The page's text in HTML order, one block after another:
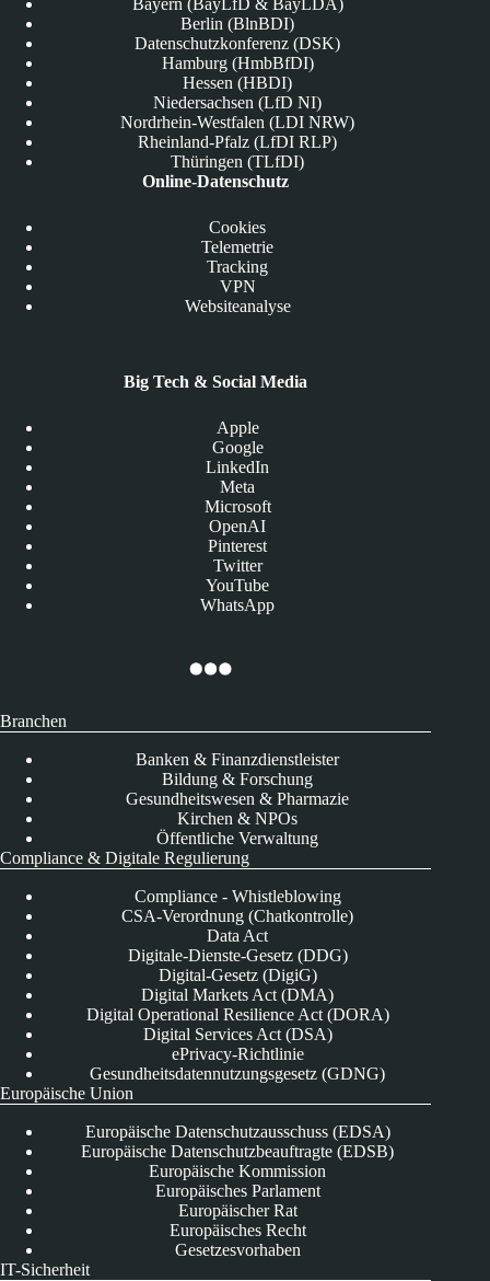
Bayern (BayLfD & BayLDA)
Berlin (BlnBDI)
Datenschutzkonferenz (DSK)
Hamburg (HmbBfDI)
Hessen (HBDI)
Niedersachsen (LfD NI)
Nordrhein-Westfalen (LDI NRW)
Rheinland-Pfalz (LfDI RLP)
Thüringen (TLfDI)
Online-Datenschutz
Cookies
Telemetrie
Tracking
VPN
Websiteanalyse
Big Tech & Social Media
Apple
Google
LinkedIn
Meta
Microsoft
OpenAI
Pinterest
Twitter
YouTube
WhatsApp
Branchen
Banken & Finanzdienstleister
Bildung & Forschung
Gesundheitswesen & Pharmazie
Kirchen & NPOs
Öffentliche Verwaltung
Compliance & Digitale Regulierung
Compliance - Whistleblowing
CSA-Verordnung (Chatkontrolle)
Data Act
Digitale-Dienste-Gesetz (DDG)
Digital-Gesetz (DigiG)
Digital Markets Act (DMA)
Digital Operational Resilience Act (DORA)
Digital Services Act (DSA)
ePrivacy-Richtlinie
Gesundheitsdatennutzungsgesetz (GDNG)
Europäische Union
Europäische Datenschutzausschuss (EDSA)
Europäische Datenschutzbeauftragte (EDSB)
Europäische Kommission
Europäisches Parlament
Europäischer Rat
Europäisches Recht
Gesetzesvorhaben
IT-Sicherheit